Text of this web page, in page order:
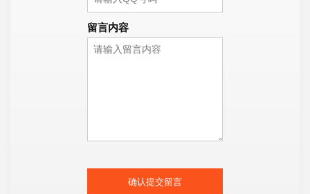
留言内容
确认提交留言